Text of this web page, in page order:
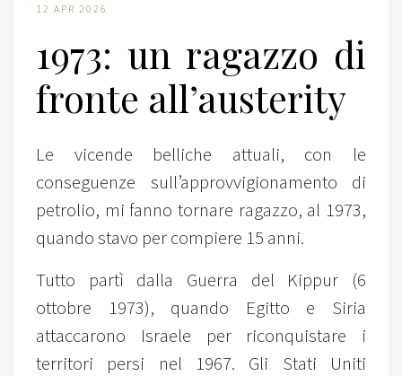
12 APR 2026
1973: un ragazzo di
fronte all’austerity
Le vicende belliche attuali, con le
conseguenze sull’approvvigionamento di
petrolio, mi fanno tornare ragazzo, al 1973,
quando stavo per compiere 15 anni.
Tutto partì dalla Guerra del Kippur (6
ottobre 1973), quando Egitto e Siria
attaccarono Israele per riconquistare i
territori persi nel 1967. Gli Stati Uniti